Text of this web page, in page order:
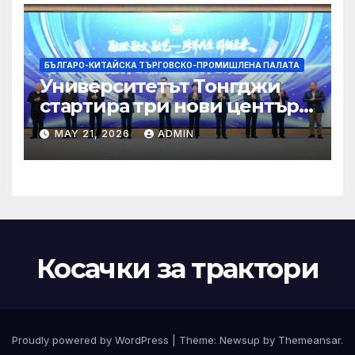
БЪЛГАРО-КИТАЙСКА ТЪРГОВСКО-ПРОМИШЛЕНА ПАЛАТА
Университетът Тонгджи
стартира три нови центъра
за обучение
MAY 21, 2026 ADMIN
Косачки за трактори
Proudly powered by WordPress Theme: Newsup by Themeansar.